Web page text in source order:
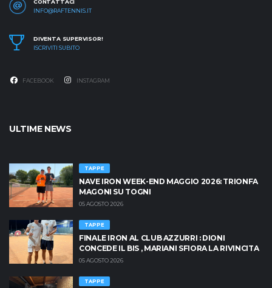
CONTATTACI
INFO@RAFTENNIS.IT
DIVENTA SUPERVISOR!
ISCRIVITI SUBITO
FACEBOOK INSTAGRAM
ULTIME NEWS
TAPPE
NAVE IRON WEEK-END MAGGIO 2026: TRIONFA
MAGONI SU TOGNI
05 AGOSTO 2026
TAPPE
FINALE IRON AL CLUB AZZURRI : DIONI
CONCEDE IL BIS , MARIANI SFIORA LA RIVINCITA
05 AGOSTO 2026
TAPPE